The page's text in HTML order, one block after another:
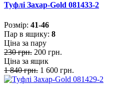
Туфлі Захар-Gold 081433-2
Розмiр: 41-46
Пар в ящику: 8
Ціна за пару
230 грн. 200 грн.
Ціна за ящик
1 840 грн. 1 600 грн.